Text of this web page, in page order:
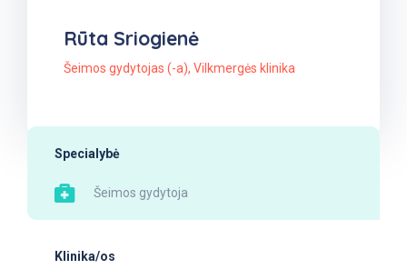
Rūta Sriogienė
Šeimos gydytojas (-a), Vilkmergės klinika
Specialybė
Šeimos gydytoja
Klinika/os